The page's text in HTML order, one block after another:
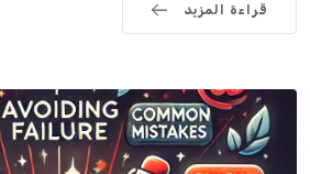
قراءة المزيد